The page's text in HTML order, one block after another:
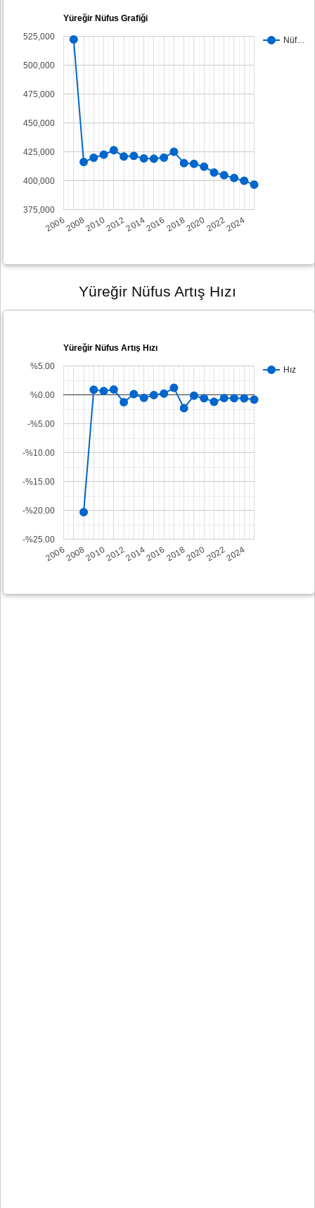
Yüreğir Nüfus Grafiği
Nüf…
2006200820102012201420162018202020222024
375,000
400,000
425,000
450,000
475,000
500,000
525,000
Yüreğir Nüfus Artış Hızı
Yüreğir Nüfus Artış Hızı
Hız
2006200820102012201420162018202020222024
-%25.00
-%20.00
-%15.00
-%10.00
-%5.00
%0.00
%5.00